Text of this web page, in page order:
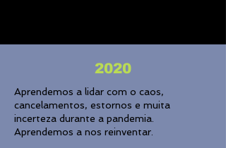
2020
Aprendemos a lidar com o caos,
cancelamentos, estornos e muita
incerteza durante a pandemia.
Aprendemos a nos reinventar.